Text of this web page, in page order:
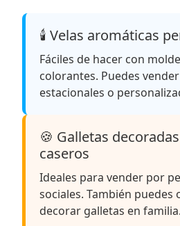
🕯️ Velas aromáticas
Fáciles de hacer con
colorantes. Puedes
estacionales o
🍪 Galletas
caseros
Ideales para vender por
sociales. También puedes
decorar galletas en familia.